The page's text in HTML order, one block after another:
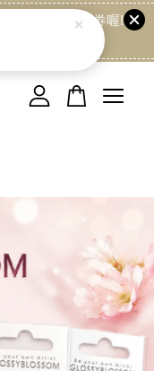
領取專屬折扣券喔!
空的。